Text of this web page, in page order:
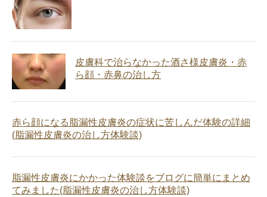
皮膚科で治らなかった酒さ様皮膚炎・赤
ら顔・赤鼻の治し方
赤ら顔になる脂漏性皮膚炎の症状に苦しんだ体験の詳細
(脂漏性皮膚炎の治し方体験談)
脂漏性皮膚炎にかかった体験談をブログに簡単にまとめ
てみました(脂漏性皮膚炎の治し方体験談)